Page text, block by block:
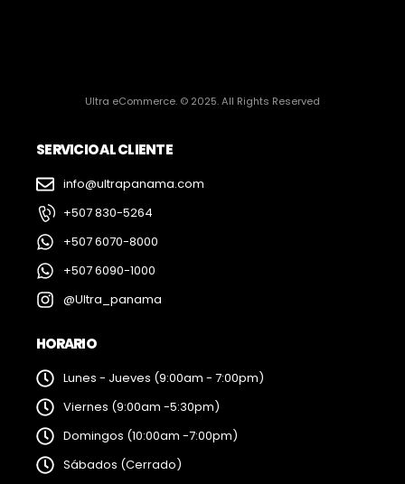
Ultra eCommerce. © 2025. All Rights Reserved
SERVICIO AL CLIENTE
info@ultrapanama.com
+507 830-5264
+507 6070-8000
+507 6090-1000
@Ultra_panama
HORARIO
Lunes - Jueves (9:00am - 7:00pm)
Viernes (9:00am -5:30pm)
Domingos (10:00am -7:00pm)
Sábados (Cerrado)